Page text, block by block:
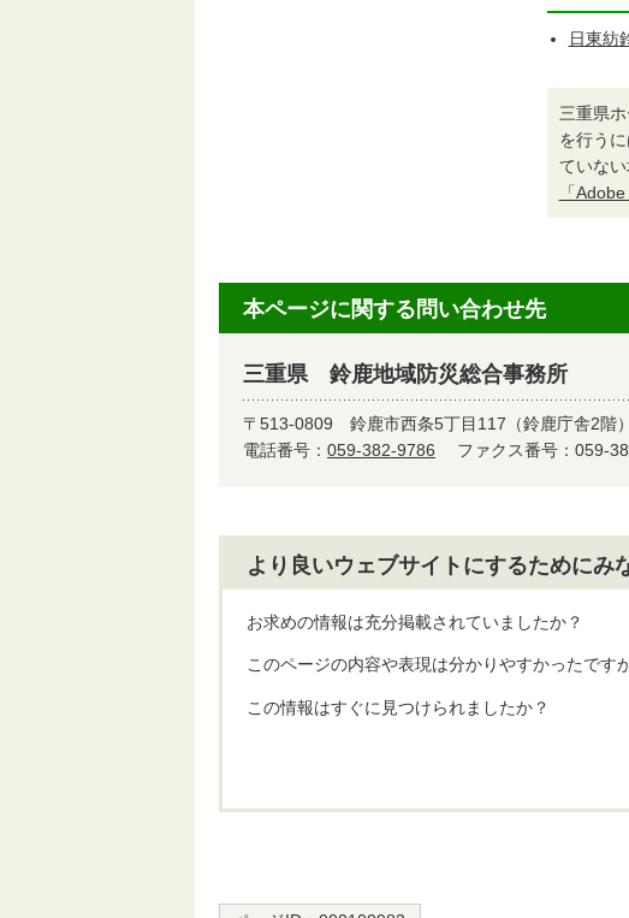
日東紡
三重県
を行う
ていな
「
本ページに関する問い合わせ先
三重県 鈴鹿地域防災総合事務所
〒513-0809 鈴鹿市西条5丁目117（鈴鹿庁舎2階）
電話番号： 059-382-9786 ファクス番号：059-
より良いウェブサイトにするためにみ
お求めの情報は充分掲載されていましたか？
このページの内容や表現は分かりやすかったです
この情報はすぐに見つけられましたか？